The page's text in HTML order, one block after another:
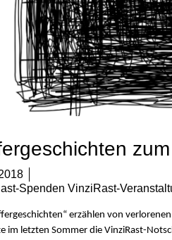
Spenden VinziRast-
erzählen von
im letzten Sommer die VinziRast-